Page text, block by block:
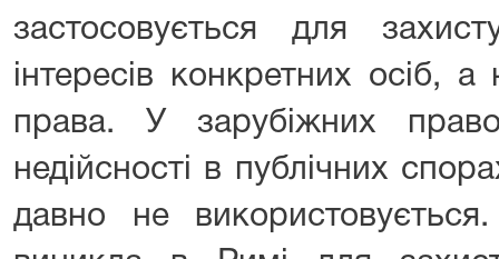
застосовується для
інтересів конкретних осіб, а
права. У зарубіжних
недійсності в публічних
давно не використовується.